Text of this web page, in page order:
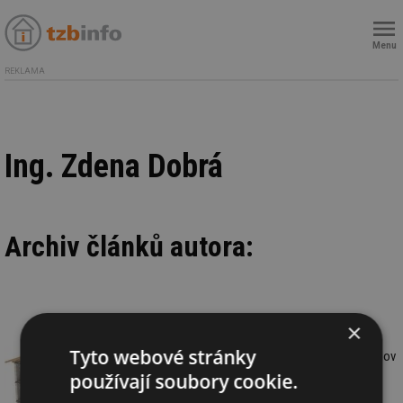
Menu
REKLAMA
Ing. Zdena Dobrá
Archiv článků autora:
Ing. Jan Antonín, Ph.D., Ing. Zdena Dobrá
Poznatky z realizace téměř nulových budov
v ČR
×
Tyto webové stránky
používají soubory cookie.